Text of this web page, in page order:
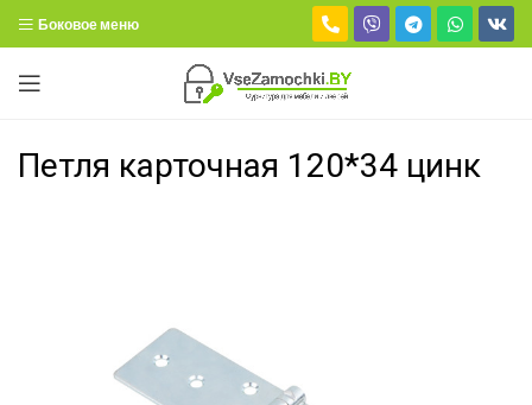
Боковое меню
Петля карточная 120*34 цинк